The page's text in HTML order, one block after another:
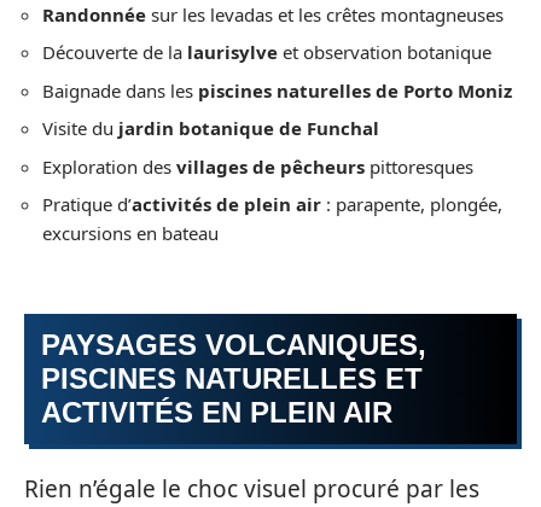
Randonnée sur les levadas et les crêtes montagneuses
Découverte de la laurisylve et observation botanique
Baignade dans les piscines naturelles de Porto Moniz
Visite du jardin botanique de Funchal
Exploration des villages de pêcheurs pittoresques
Pratique d’activités de plein air : parapente, plongée,
excursions en bateau
PAYSAGES VOLCANIQUES,
PISCINES NATURELLES ET
ACTIVITÉS EN PLEIN AIR
Rien n’égale le choc visuel procuré par les